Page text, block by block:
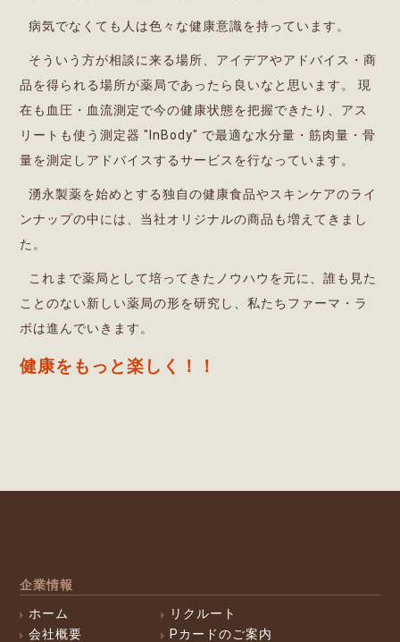
病気でなくても人は色々な健康意識を持っています。
そういう方が相談に来る場所、アイデアやアドバイス・商
品を得られる場所が薬局であったら良いなと思います。 現
在も血圧・血流測定で今の健康状態を把握できたり、アス
リートも使う測定器 "InBody" で最適な水分量・筋肉量・骨
量を測定しアドバイスするサービスを行なっています。
湧永製薬を始めとする独自の健康食品やスキンケアのライ
ンナップの中には、当社オリジナルの商品も増えてきまし
た。
これまで薬局として培ってきたノウハウを元に、誰も見た
ことのない新しい薬局の形を研究し、私たちファーマ・ラ
ボは進んでいきます。
健康をもっと楽しく！！
企業情報
ホーム
会社概要
リクルート
Pカードのご案内